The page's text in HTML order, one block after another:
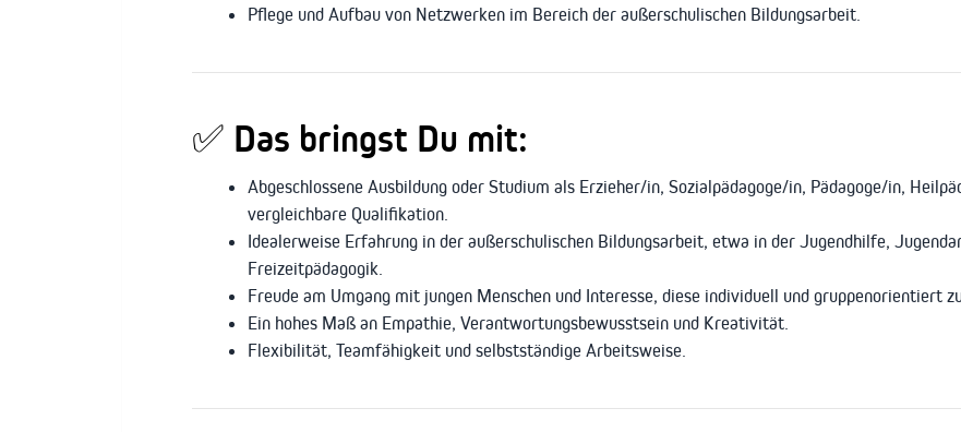
Pflege und Aufbau von Netzwerken im Bereich der außerschulischen Bildungsarbeit.
✅ Das bringst Du mit:
Abgeschlossene Ausbildung oder Studium als Erzieher/in, Sozialpädagoge/in, Pädagoge/in,
vergleichbare Qualifikation.
Idealerweise Erfahrung in der außerschulischen Bildungsarbeit, etwa in der Jugendhilfe,
Freizeitpädagogik.
Freude am Umgang mit jungen Menschen und Interesse, diese individuell und gruppenorientiert
Ein hohes Maß an Empathie, Verantwortungsbewusstsein und Kreativität.
Flexibilität, Teamfähigkeit und selbstständige Arbeitsweise.